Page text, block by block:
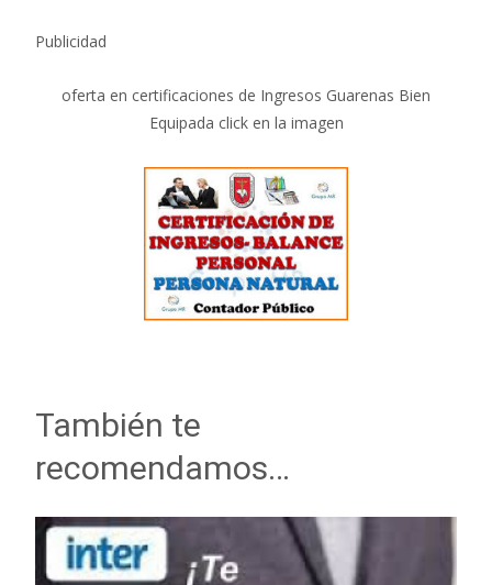
Publicidad
oferta en certificaciones de Ingresos Guarenas Bien
Equipada click en la imagen
También te
recomendamos…